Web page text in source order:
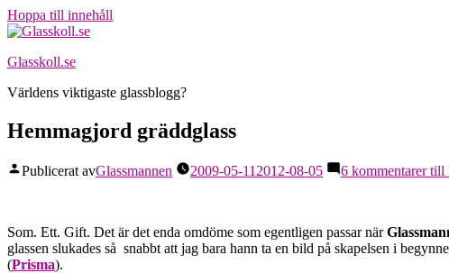
Hoppa till innehåll
Glasskoll.se
Världens viktigaste glassblogg?
Hemmagjord gräddglass
Publicerat avGlassmannen 2009-05-11 2012-08-05 6 kommentarertill
Som. Ett. Gift. Det är det enda omdöme som egentligen passar när
glassen slukades så snabbt att jag bara hann ta en bild på skapelsen i
(Prisma).